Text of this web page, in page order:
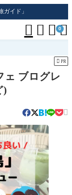
イド」
   0
 PR
ェ ブログレ
)
